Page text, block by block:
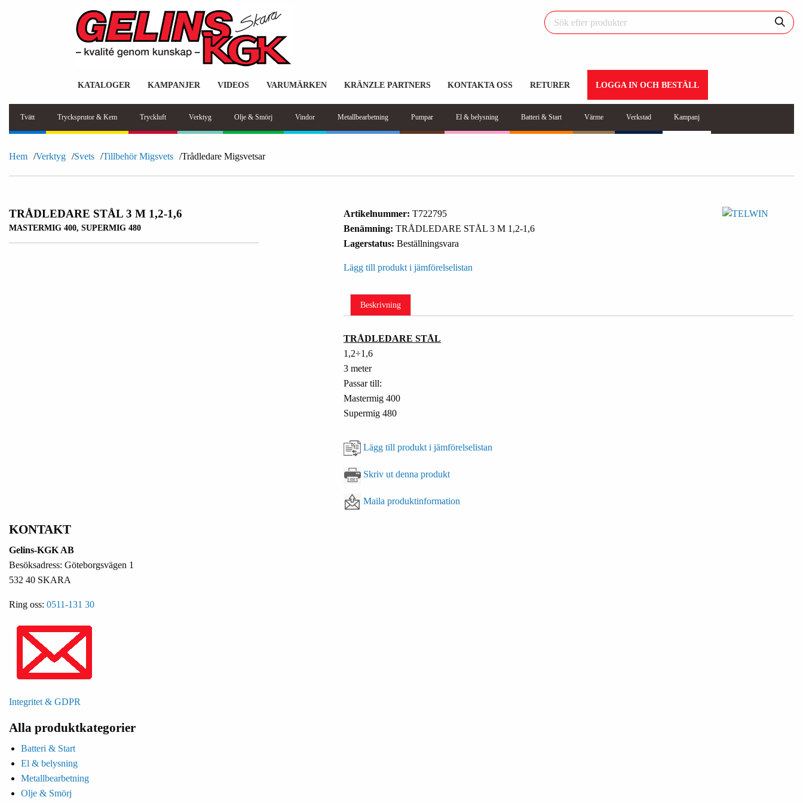
KATALOGER KAMPANJER VIDEOS VARUMÄRKEN KRÄNZLE PARTNERS KONTAKTA OSS RETURER LOGGA IN OCH BESTÄLL
Tvätt Trycksprutor & Kem Tryckluft Verktyg Olje & Smörj Vindor Metallbearbetning Pumpar El & belysning Batteri & Start Värme Verkstad Kampanj
Hem Verktyg Svets Tillbehör Migsvets Trådledare Migsvetsar
TRÅDLEDARE STÅL 3 M 1,2-1,6
MASTERMIG 400, SUPERMIG 480
Artikelnummer: T722795
Benämning: TRÅDLEDARE STÅL 3 M 1,2-1,6
Lagerstatus: Beställningsvara
Lägg till produkt i jämförelselistan
Beskrivning
TRÅDLEDARE STÅL
1,2÷1,6
3 meter
Passar till:
Mastermig 400
Supermig 480
Lägg till produkt i jämförelselistan
Skriv ut denna produkt
Maila produktinformation
KONTAKT
Gelins-KGK AB
Besöksadress: Göteborgsvägen 1
532 40 SKARA
Ring oss: 0511-131 30
Integritet & GDPR
Alla produktkategorier
Batteri & Start
El & belysning
Metallbearbetning
Olje & Smörj